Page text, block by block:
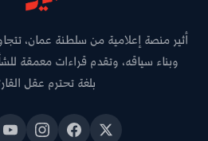
أثير منصة إعلامية من سلطنة عمان،
وبناء سياقه، وتقدم قراءات معمقة
بلغة تحترم عقل